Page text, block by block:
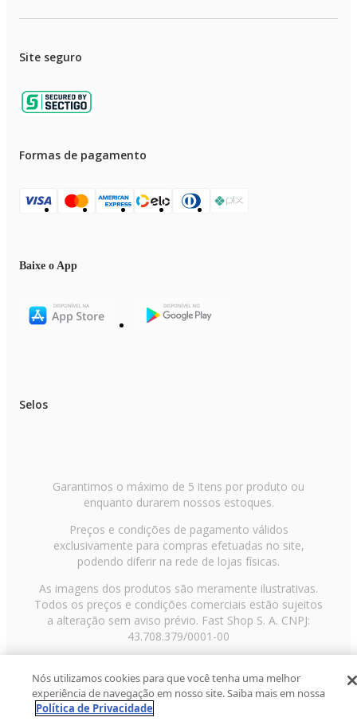
Site seguro
Formas de pagamento
Baixe o App
Selos
Garantimos o máximo de 5 itens por produto ou
enquanto durarem nossos estoques.
Preços e condições de pagamento válidos
exclusivamente para compras efetuadas no site,
podendo diferir na rede de lojas físicas.
As imagens dos produtos são meramente ilustrativas.
Todos os preços e condições comerciais estão sujeitos
a alteração sem aviso prévio. Fast Shop S. A. CNPJ:
43.708.379/0001-00
Paulo/SP, CEP 02029-001, Telefone: 11 3003-3728 ©
2013 Fast Shop - Todos os direitos reservadosRF
Nós utilizamos cookies para que você tenha uma melhor
experiência de navegação em nosso site. Saiba mais em nossa
Política de Privacidade